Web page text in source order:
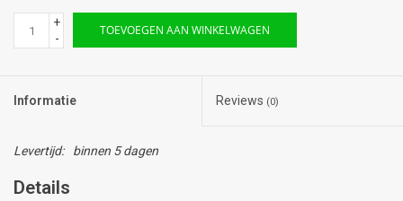
+
-
TOEVOEGEN AAN WINKELWAGEN
Informatie Reviews (0)
Levertijd: binnen 5 dagen
Details